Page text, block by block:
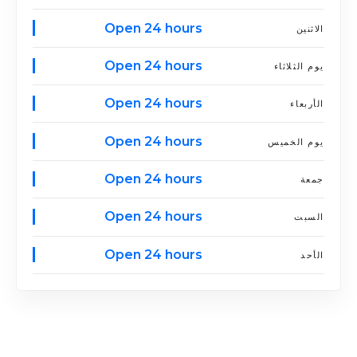
الاثنين Open 24 hours
يوم الثلاثاء Open 24 hours
الأربعاء Open 24 hours
يوم الخميس Open 24 hours
جمعة Open 24 hours
السبت Open 24 hours
الأحد Open 24 hours